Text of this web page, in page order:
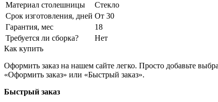
Материал столешницы
Стекло
Срок изготовления, дней От 30
Гарантия, мес
18
Требуется ли сборка?
Нет
Как купить
Оформить заказ на нашем сайте легко. Просто добавьте
«Оформить заказ» или «Быстрый заказ».
Быстрый заказ